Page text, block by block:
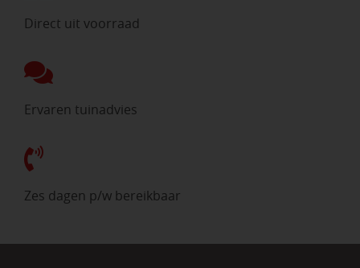
Direct uit voorraad
Ervaren tuinadvies
Zes dagen p/w bereikbaar